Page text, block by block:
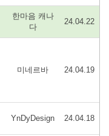
한마음 캐나
다
24.04.22
미네르바 24.04.19
YnDyDesign 24.04.18